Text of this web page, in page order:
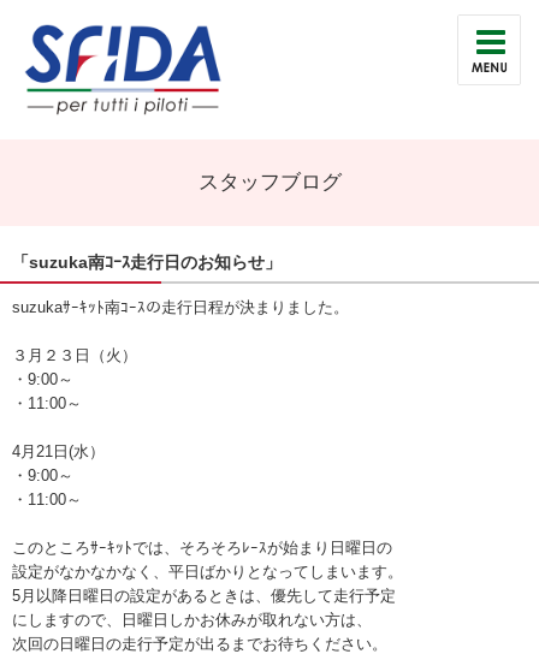
スタッフブログ
「suzuka南ｺｰｽ走行日のお知らせ」
suzukaｻｰｷｯﾄ南ｺｰｽの走行日程が決まりました。
３月２３日（火）
・9:00～
・11:00～
4月21日(水）
・9:00～
・11:00～
このところｻｰｷｯﾄでは、そろそろﾚｰｽが始まり日曜日の
設定がなかなかなく、平日ばかりとなってしまいます。
5月以降日曜日の設定があるときは、優先して走行予定
にしますので、日曜日しかお休みが取れない方は、
次回の日曜日の走行予定が出るまでお待ちください。